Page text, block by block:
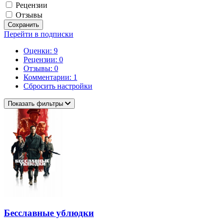
Рецензии
Отзывы
Сохранить
Перейти в подписки
Оценки: 9
Рецензии: 0
Отзывы: 0
Комментарии: 1
Сбросить настройки
Показать фильтры
Бесславные ублюдки